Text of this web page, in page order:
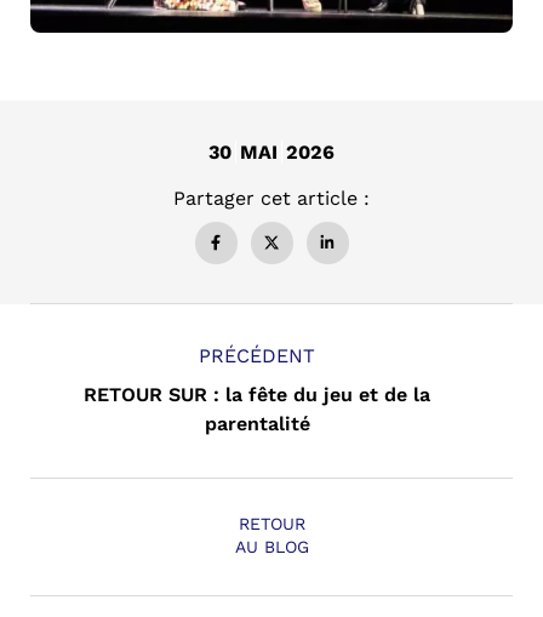
30 MAI 2026
Partager cet article :
PRÉCÉDENT
RETOUR SUR : la fête du jeu et de la
parentalité
RETOUR
AU BLOG